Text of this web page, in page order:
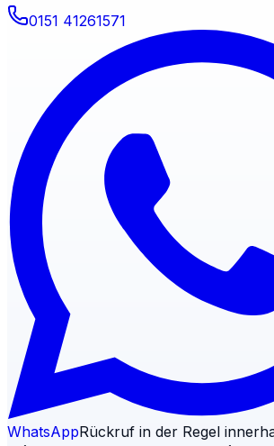
0151 41261571
WhatsAppRückruf in der Regel